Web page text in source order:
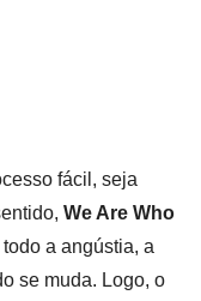
fácil, seja
We Are Who
a angústia, a
se muda. Logo, o